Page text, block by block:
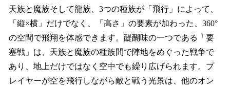
天族と魔族そして龍族、3つの種族が「飛行」によって、
「縦×横」だけでなく、「高さ」の要素が加わった、360°
の空間で飛翔を体感できます。醍醐味の一つである「要
塞戦」は、天族と魔族の種族間で陣地をめぐった戦争で
あり、地上だけではなく空中でも繰り広げられます。プ
レイヤーが空を飛行しながら敵と戦う光景は、他のオン